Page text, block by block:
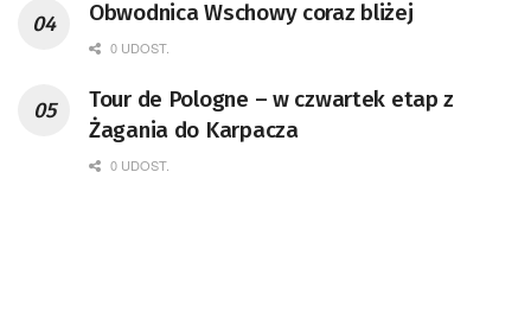
Obwodnica Wschowy coraz bliżej
0 UDOST.
Tour de Pologne – w czwartek etap z
Żagania do Karpacza
0 UDOST.